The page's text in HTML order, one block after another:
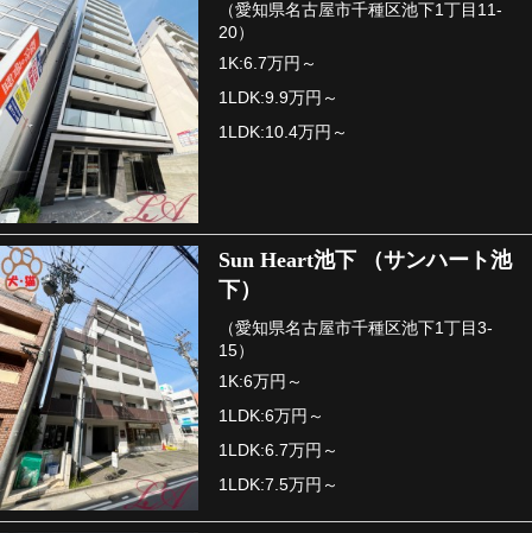
（愛知県名古屋市千種区池下1丁目11-
20）
1K:6.7万円～
1LDK:9.9万円～
1LDK:10.4万円～
Sun Heart池下 （サンハート池
下）
（愛知県名古屋市千種区池下1丁目3-
15）
1K:6万円～
1LDK:6万円～
1LDK:6.7万円～
1LDK:7.5万円～